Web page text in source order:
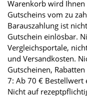
Warenkorb wird
Gutscheins vom zu
Barauszahlung ist
Gutschein einlösbar.
Vergleichsportale,
und Versandkosten.
Gutscheinen,
7: Ab 70 €
Nicht auf